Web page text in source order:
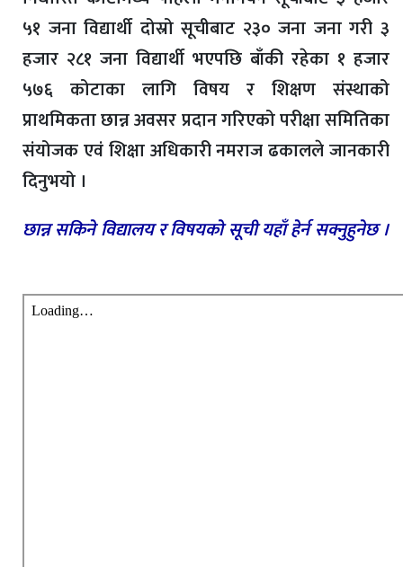
५१ जना विद्यार्थी दोस्रो सूचीबाट २३० जना जना गरी ३
हजार २८१ जना विद्यार्थी भएपछि बाँकी रहेका १ हजार
५७६ कोटाका लागि विषय र शिक्षण संस्थाको
प्राथमिकता छान्न अवसर प्रदान गरिएको परीक्षा समितिका
संयोजक एवं शिक्षा अधिकारी नमराज ढकालले जानकारी
दिनुभयो ।
छान्न सकिने विद्यालय र विषयको सूची यहाँ हेर्न सक्नुहुनेछ ।